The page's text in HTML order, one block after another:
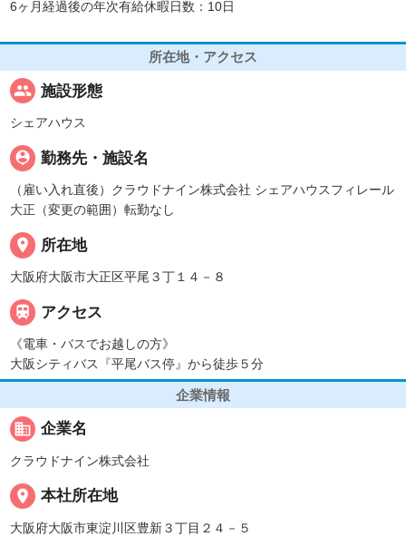
6ヶ月経過後の年次有給休暇日数：10日
所在地・アクセス
people 施設形態
シェアハウス
person_pin 勤務先・施設名
（雇い入れ直後）クラウドナイン株式会社 シェアハウスフィレール
大正（変更の範囲）転勤なし
place 所在地
大阪府大阪市大正区平尾３丁１４－８
 アクセス
《電車・バスでお越しの方》
大阪シティバス『平尾バス停』から徒歩５分
企業情報
business 企業名
クラウドナイン株式会社
place 本社所在地
大阪府大阪市東淀川区豊新３丁目２４－５